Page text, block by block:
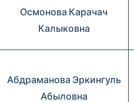
Осмонова Карачач
Калыковна
Абдраманова Эркингуль
Абыловна